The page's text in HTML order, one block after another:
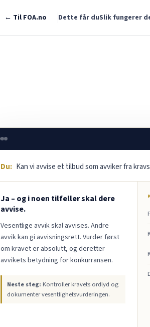
← Til FOA.no Dette får duSlik fungerer
Du: Kan vi avvise et tilbud som avviker fra
Ja – og i noen tilfeller skal dere
avvise.
Vesentlige avvik skal avvises. Andre
avvik kan gi avvisningsrett. Vurder først
om kravet er absolutt, og deretter
avvikets betydning for konkurransen.
Neste steg: Kontroller kravets ordlyd og
dokumenter vesentlighetsvurderingen.